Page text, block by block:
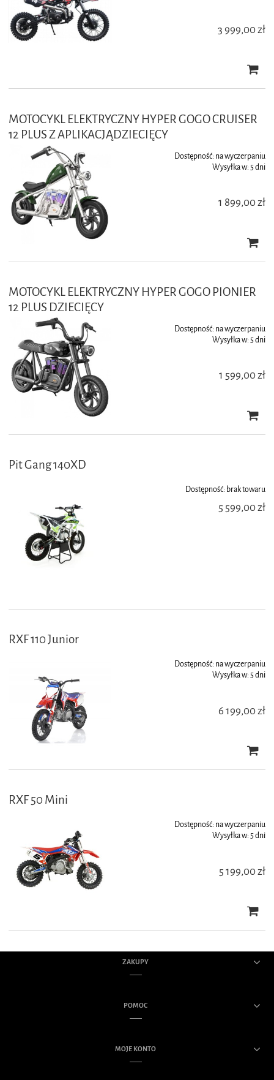
3 999,00 zł
MOTOCYKL ELEKTRYCZNY HYPER GOGO CRUISER
12 PLUS Z APLIKACJĄDZIECIĘCY
Dostępność: na wyczerpaniu
Wysyłka w:5 dni
1 899,00 zł
MOTOCYKL ELEKTRYCZNY HYPER GOGO PIONIER
12 PLUS DZIECIĘCY
Dostępność: na wyczerpaniu
Wysyłka w:5 dni
1 599,00 zł
Pit Gang 140XD
Dostępność: brak towaru
5 599,00 zł
RXF 110 Junior
Dostępność: na wyczerpaniu
Wysyłka w:5 dni
6 199,00 zł
RXF 50 Mini
Dostępność: na wyczerpaniu
Wysyłka w:5 dni
5 199,00 zł
ZAKUPY
POMOC
MOJE KONTO